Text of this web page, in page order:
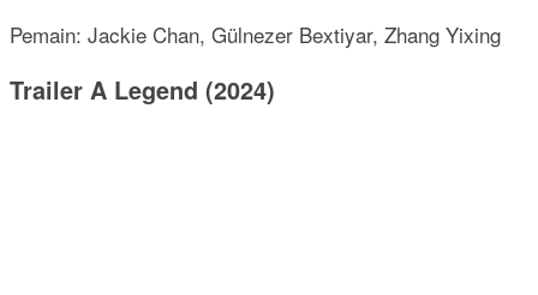
Pemain: Jackie Chan, Gülnezer Bextiyar, Zhang Yixing
Trailer A Legend (2024)